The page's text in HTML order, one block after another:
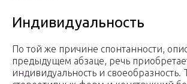
Индивидуальность
По той же причине спонтанности,
предыдущем абзаце, речь
индивидуальность и своеобразность.